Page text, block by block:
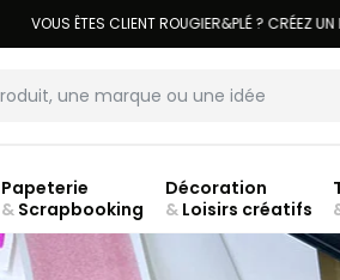
LIVRAISON À DOMICILE OFFERTE
Papeterie
&Scrapbooking
Décoration
&Loisirs créatifs